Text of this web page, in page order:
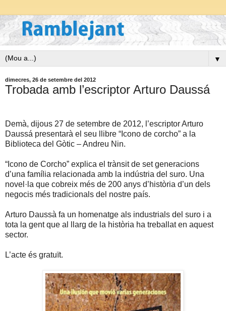
▼
dimecres, 26 de setembre del 2012
Trobada amb l’escriptor Arturo Daussá
Demà, dijous 27 de setembre de 2012, l’escriptor Arturo
Daussá presentarà el seu llibre “Icono de corcho” a la
Biblioteca del Gòtic – Andreu Nin.
“Icono de Corcho” explica el trànsit de set generacions
d’una família relacionada amb la indústria del suro. Una
novel·la que cobreix més de 200 anys d’història d’un dels
negocis més tradicionals del nostre país.
Arturo Daussà fa un homenatge als industrials del suro i a
tota la gent que al llarg de la història ha treballat en aquest
sector.
L’acte és gratuït.